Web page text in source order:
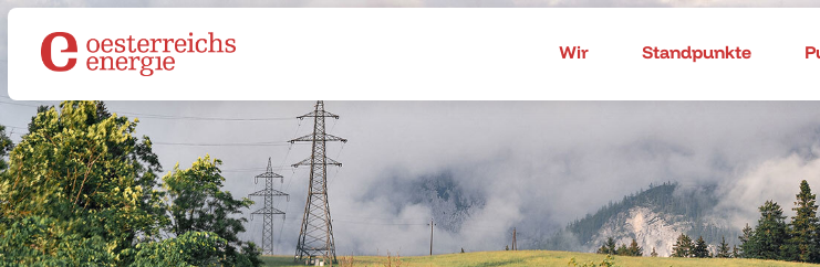
Wir Standpunkte